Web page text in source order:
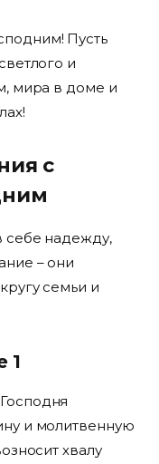
Пусть
и
мира в доме и
с
себе надежду,
– они
семьи и
1
и молитвенную
хвалу